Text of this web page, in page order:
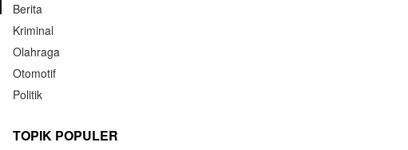
Berita
Kriminal
Olahraga
Otomotif
Politik
TOPIK POPULER